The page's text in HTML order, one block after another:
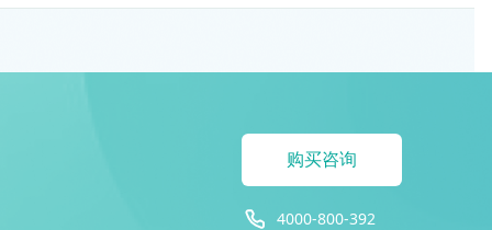
购买咨询
4000-800-392